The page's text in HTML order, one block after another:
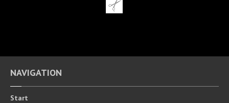
NAVIGATION
Start